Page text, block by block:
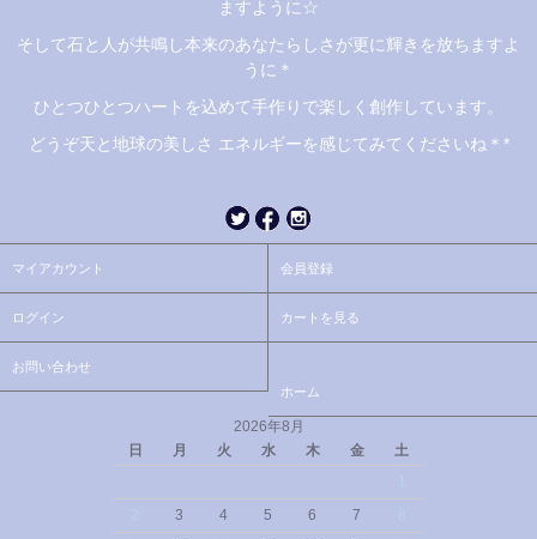
ますように☆
そして石と人が共鳴し本来のあなたらしさが更に輝きを放ちますよ
うに＊
ひとつひとつハートを込めて手作りで楽しく創作しています。
どうぞ天と地球の美しさ エネルギーを感じてみてくださいね＊*
マイアカウント 会員登録
ログイン カートを見る
お問い合わせ
ホーム
2026年8月
日
月 火 水 木 金
土
3 4 5 6 7